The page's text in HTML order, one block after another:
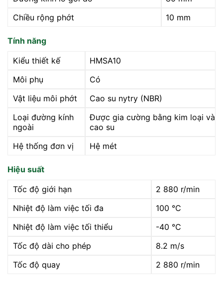
Chiều rộng phớt
10 mm
Tính năng
Kiểu thiết kế
HMSA10
Môi phụ
Có
Vật liệu môi phớt
Cao su nytry (NBR)
Loại đường kính
ngoài
Được gia cường bằng kim loại và
cao su
Hệ thống đơn vị
Hệ mét
Hiệu suất
Tốc độ giới hạn
2 880 r/min
Nhiệt độ làm việc tối đa
100 °C
Nhiệt độ làm việc tối thiểu
-40 °C
Tốc độ dài cho phép
8.2 m/s
Tốc độ quay
2 880 r/min